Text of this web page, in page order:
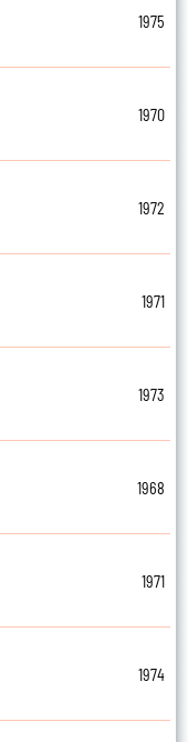
1975
1970
1972
1971
1973
1968
1971
1974